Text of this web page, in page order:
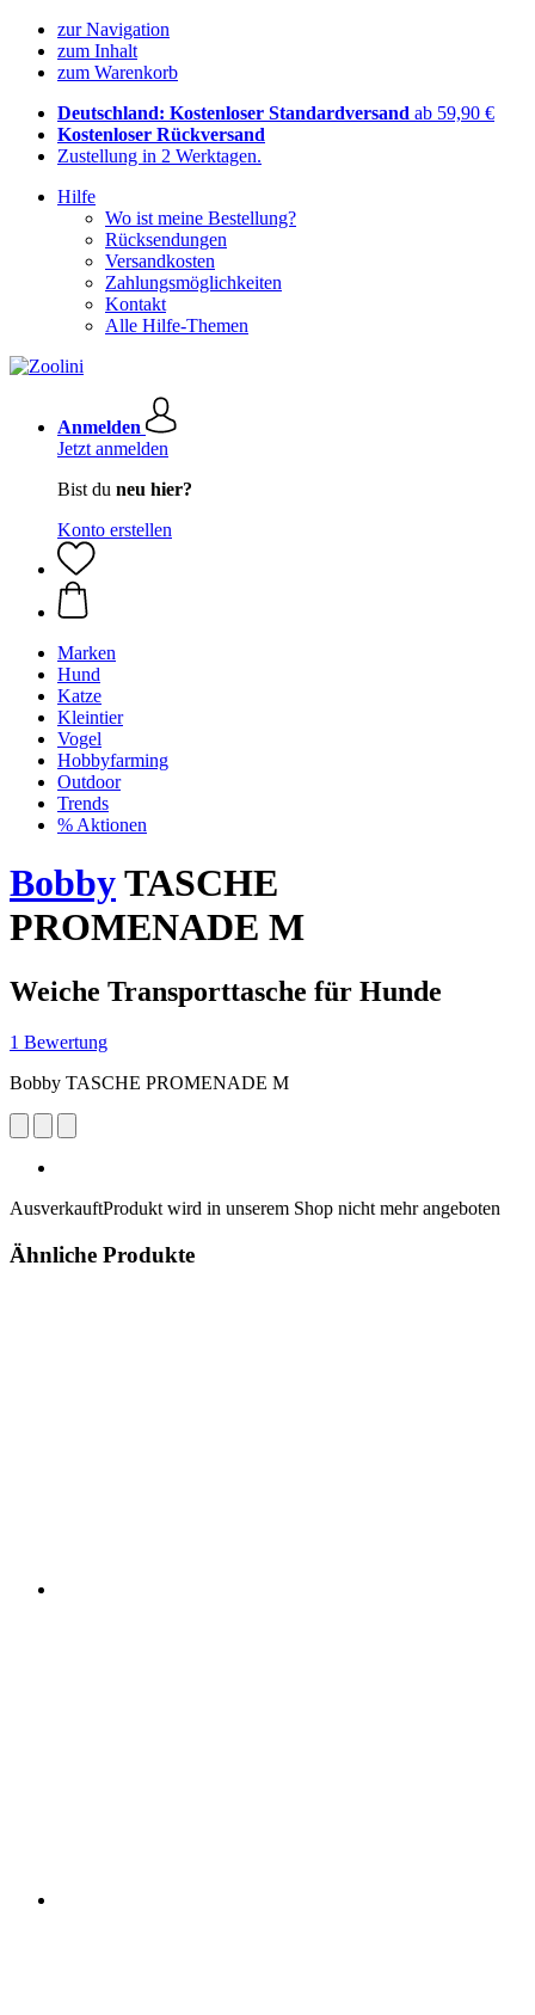
zur Navigation
zum Inhalt
zum Warenkorb
Deutschland: Kostenloser Standardversand ab 59,90 €
Kostenloser Rückversand
Zustellung in 2 Werktagen.
Hilfe
Wo ist meine Bestellung?
Rücksendungen
Versandkosten
Zahlungsmöglichkeiten
Kontakt
Alle Hilfe-Themen
Anmelden
Jetzt anmelden
Bist du neu hier?
Konto erstellen
Marken
Hund
Katze
Kleintier
Vogel
Hobbyfarming
Outdoor
Trends
% Aktionen
BobbyTASCHE
PROMENADE M
Weiche Transporttasche für Hunde
1 Bewertung
Bobby TASCHE PROMENADE M
AusverkauftProdukt wird in unserem Shop nicht mehr angeboten
Ähnliche Produkte